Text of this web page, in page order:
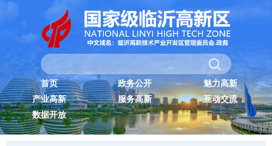
首页 政务公开
魅力高新
产业高新
服务高新
互动交流
数据开放